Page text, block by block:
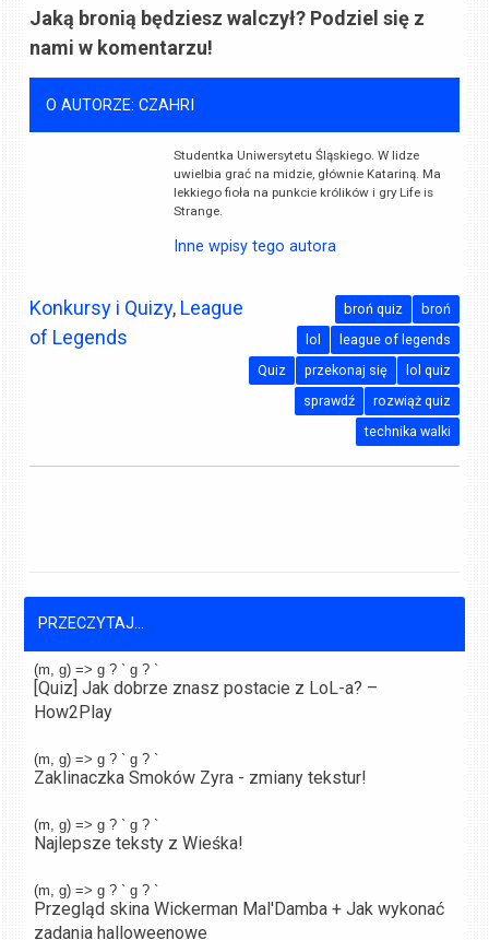
Jaką bronią będziesz walczył? Podziel się z
nami w komentarzu!
O AUTORZE: CZAHRI
Studentka Uniwersytetu Śląskiego. W lidze
uwielbia grać na midzie, głównie Katariną. Ma
lekkiego fioła na punkcie królików i gry Life is
Strange.
Inne wpisy tego autora
Konkursy i Quizy, League
of Legends
broń
broń quiz
league of legends
lol
lol quiz
przekonaj się
Quiz
rozwiąż quiz
sprawdź
technika walki
PRZECZYTAJ...
(m, g) => g ? ` g ? `
[Quiz] Jak dobrze znasz postacie z LoL-a? –
How2Play
(m, g) => g ? ` g ? `
Zaklinaczka Smoków Zyra - zmiany tekstur!
(m, g) => g ? ` g ? `
Najlepsze teksty z Wieśka!
(m, g) => g ? ` g ? `
Przegląd skina Wickerman Mal'Damba + Jak wykonać
zadania halloweenowe